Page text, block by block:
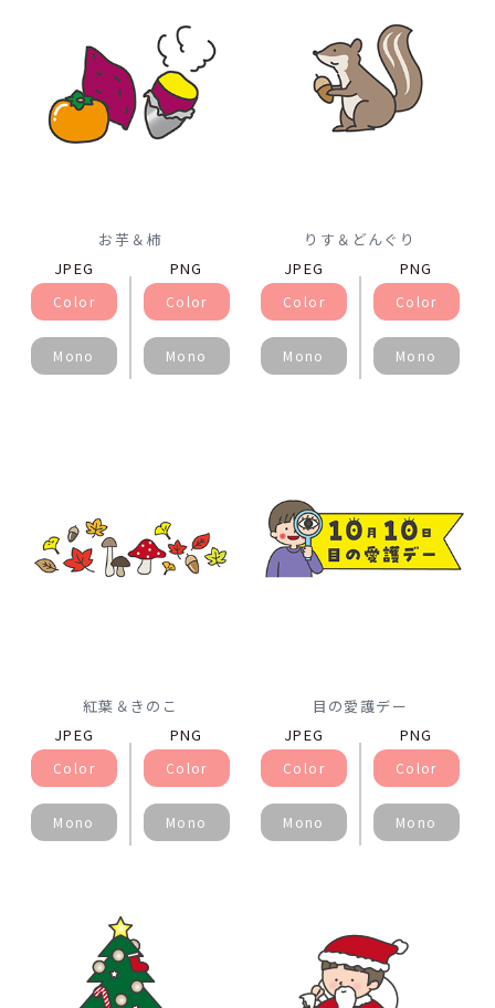
お芋＆柿
JPEG
Color
Mono
PNG
Color
Mono
りす＆どんぐり
JPEG
Color
Mono
PNG
Color
Mono
紅葉＆きのこ
JPEG
Color
Mono
PNG
Color
Mono
目の愛護デー
JPEG
Color
Mono
PNG
Color
Mono